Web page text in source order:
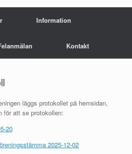
Information
Kontakt
läggs protokollet på hemsidan,
för att se protokollen:
20
2025-12-02